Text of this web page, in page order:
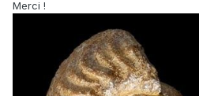
Merci !